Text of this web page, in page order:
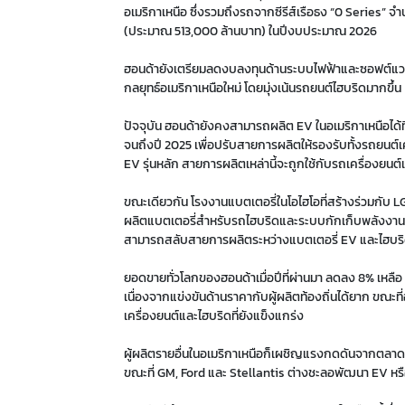
อเมริกาเหนือ ซึ่งรวมถึงรถจากซีรีส์เรือธง “0 Series”
(ประมาณ 513,000 ล้านบาท) ในปีงบประมาณ 2026
ฮอนด้ายังเตรียมลดงบลงทุนด้านระบบไฟฟ้าและซอฟต์แ
กลยุทธ์อเมริกาเหนือใหม่ โดยมุ่งเน้นรถยนต์ไฮบริดมากขึ้น
ปัจจุบัน ฮอนด้ายังคงสามารถผลิต EV ในอเมริกาเหนือไ
จนถึงปี 2025 เพื่อปรับสายการผลิตให้รองรับทั้งรถยน
EV รุ่นหลัก สายการผลิตเหล่านี้จะถูกใช้กับรถเครื่องยน
ขณะเดียวกัน โรงงานแบตเตอรี่ในโอไฮโอที่สร้างร่วมกับ
ผลิตแบตเตอรี่สำหรับรถไฮบริดและระบบกักเก็บพลังงา
สามารถสลับสายการผลิตระหว่างแบตเตอรี่ EV และไฮบ
ยอดขายทั่วโลกของฮอนด้าเมื่อปีที่ผ่านมา ลดลง 8% เห
เนื่องจากแข่งขันด้านราคากับผู้ผลิตท้องถิ่นได้ยาก ขณะ
เครื่องยนต์และไฮบริดที่ยังแข็งแกร่ง
ผู้ผลิตรายอื่นในอเมริกาเหนือก็เผชิญแรงกดดันจากตล
ขณะที่ GM, Ford และ Stellantis ต่างชะลอพัฒนา EV